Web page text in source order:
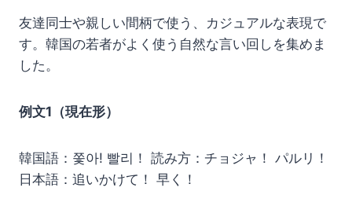
友達同士や親しい間柄で使う、カジュアルな表現で
す。韓国の若者がよく使う自然な言い回しを集めま
した。
例文1（現在形）
韓国語：쫓아! 빨리！ 読み方：チョジャ！ パルリ！
日本語：追いかけて！ 早く！